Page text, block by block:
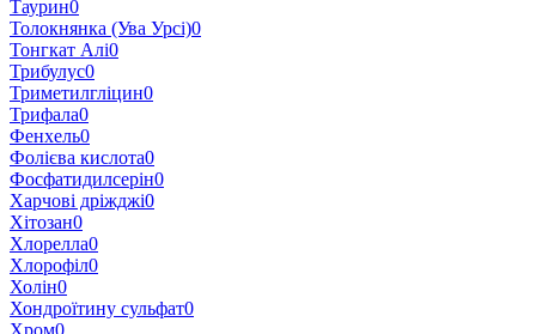
Таурин0
Толокнянка (Ува Урсі)0
Тонгкат Алі0
Трибулус0
Триметилгліцин0
Трифала0
Фенхель0
Фолієва кислота0
Фосфатидилсерін0
Харчові дріжджі0
Хітозан0
Хлорелла0
Хлорофіл0
Холін0
Хондроїтину сульфат0
Хром0